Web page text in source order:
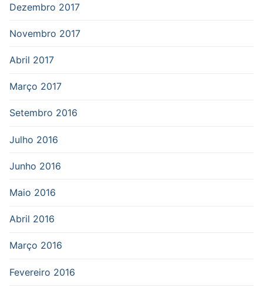
Dezembro 2017
Novembro 2017
Abril 2017
Março 2017
Setembro 2016
Julho 2016
Junho 2016
Maio 2016
Abril 2016
Março 2016
Fevereiro 2016